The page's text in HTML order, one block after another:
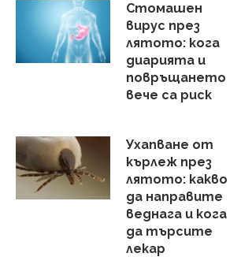
Стомашен
вирус през
лятото: кога
диарията и
повръщането
вече са риск
Ухапване от
кърлеж през
лятото: какво
да направите
веднага и кога
да търсите
лекар